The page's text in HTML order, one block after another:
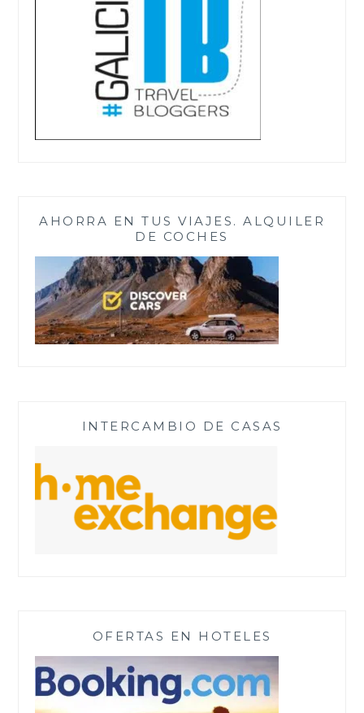
AHORRA EN TUS VIAJES. ALQUILER
DE COCHES
INTERCAMBIO DE CASAS
OFERTAS EN HOTELES